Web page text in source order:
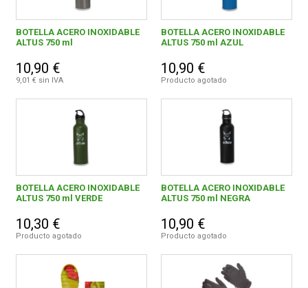
BOTELLA ACERO INOXIDABLE
ALTUS 750 ml
10,90 €
9,01 € sin IVA
BOTELLA ACERO INOXIDABLE
ALTUS 750 ml AZUL
10,90 €
Producto agotado
BOTELLA ACERO INOXIDABLE
ALTUS 750 ml VERDE
10,30 €
Producto agotado
BOTELLA ACERO INOXIDABLE
ALTUS 750 ml NEGRA
10,90 €
Producto agotado